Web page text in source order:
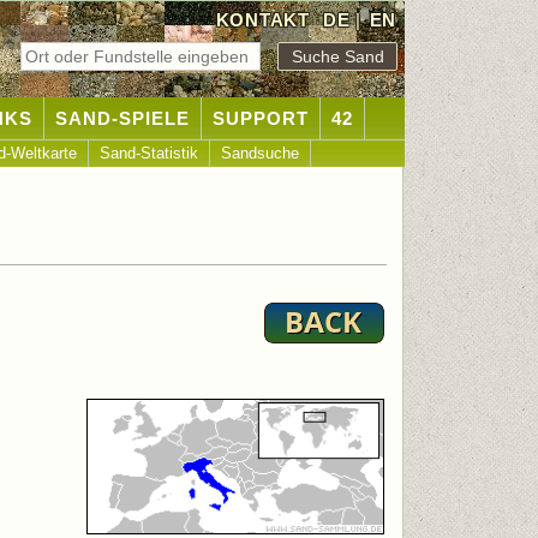
KONTAKT DE|EN
SAND-SPIELE SUPPORT 42
Weltkarte Sand-Statistik Sandsuche